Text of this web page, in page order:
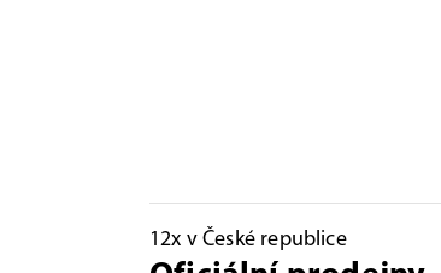
12x v České republice